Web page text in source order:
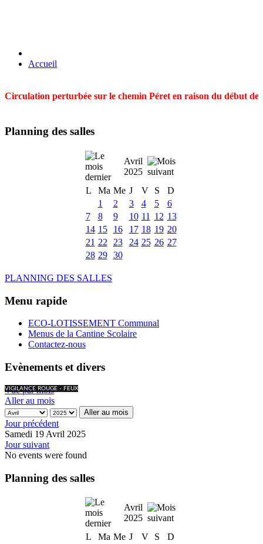
Accueil
Circulation perturbée sur le chemin Péret en raison du début
Planning des salles
Avril
2025
L
Ma Me J V S
D
1
2 3 4 5
6
7
8 9 10 11 12 13
14 15 16 17 18 19 20
21 22 23 24 25 26 27
28 29 30
PLANNING DES SALLES
Menu rapide
ECO-LOTISSEMENT Communal
Menus de la Cantine Scolaire
Contactez-nous
Evènements et divers
VIGILANCE ROUGE - FEUX
Vue par mois
Aller au mois
Aller au mois
Jour précédent
Samedi 19 Avril 2025
Jour suivant
No events were found
Planning des salles
Avril
2025
L
Ma Me J V S
D